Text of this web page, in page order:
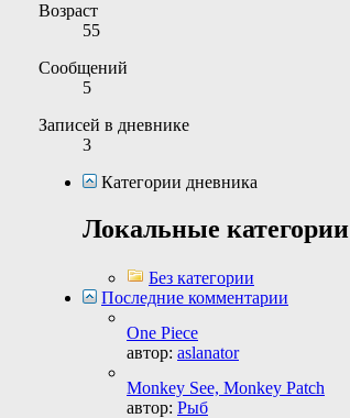
Возраст
55
Сообщений
5
Записей в дневнике
3
Категории дневника
Локальные категории
Без категории
Последние комментарии
One Piece
автор: aslanator
Monkey See, Monkey Patch
автор: Рыб